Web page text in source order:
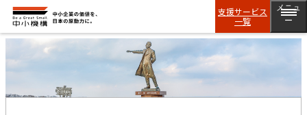
支援サービス
一覧
メニュ
ー